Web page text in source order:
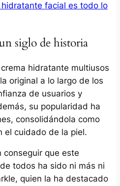
hidratante facial es todo lo
siglo de historia
hidratante multiusos
original a lo largo de los
de usuarios y
su popularidad ha
consolidándola como
el cuidado de la piel.
que este
todos ha sido ni más ni
quien la ha destacado